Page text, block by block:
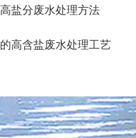
盐分废水处理方法
高含盐废水处理工艺